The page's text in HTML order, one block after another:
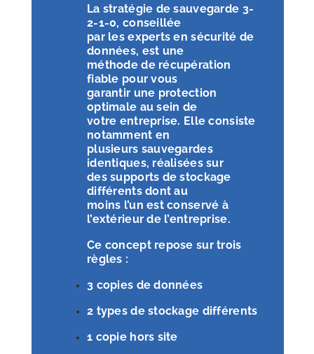
La stratégie de sauvegarde 3-
2-1-0, conseillée
par les experts en sécurité de
données, est une
méthode de récupération
fiable pour vous
garantir une protection
optimale au sein de
votre entreprise. Elle consiste
notamment en
plusieurs sauvegardes
identiques, réalisées sur
des supports de stockage
différents dont au
moins l’un est conservé à
l’extérieur de l’entreprise.
Ce concept repose sur trois
règles :
3 copies de données
2 types de stockage différents
1 copie hors site